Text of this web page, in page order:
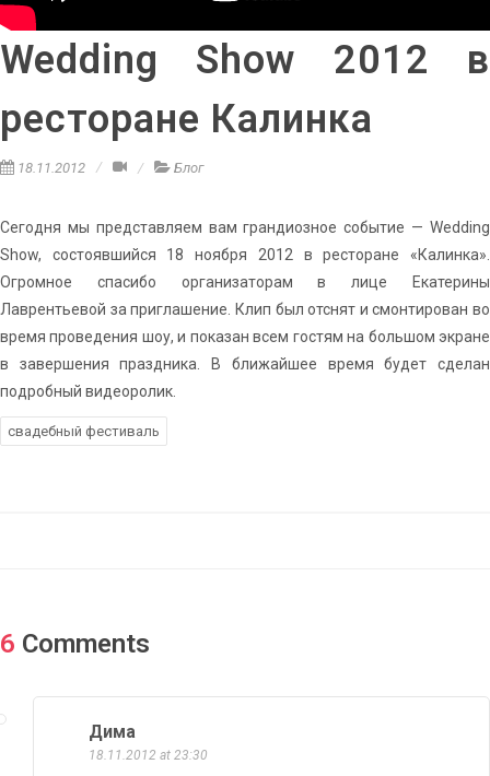
Wedding Show 2012 в
ресторане Калинка
18.11.2012 Блог
Сегодня мы представляем вам грандиозное событие — Wedding
Show, состоявшийся 18 ноября 2012 в ресторане «Калинка».
Огромное спасибо организаторам в лице Екатерины
Лаврентьевой за приглашение. Клип был отснят и смонтирован во
время проведения шоу, и показан всем гостям на большом экране
в завершения праздника. В ближайшее время будет сделан
подробный видеоролик.
свадебный фестиваль
6 Comments
Дима
18.11.2012 at 23:30